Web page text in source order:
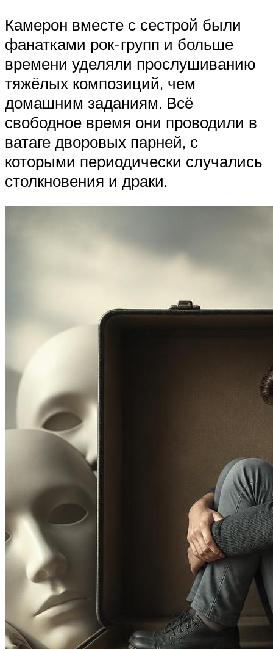
Камерон вместе с сестрой были
фанатками рок-групп и больше
времени уделяли прослушиванию
тяжёлых композиций, чем
домашним заданиям. Всё
свободное время они проводили в
ватаге дворовых парней, с
которыми периодически случались
столкновения и драки.